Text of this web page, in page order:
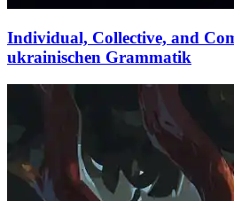
Individual, Collective, and
ukrainischen Grammatik